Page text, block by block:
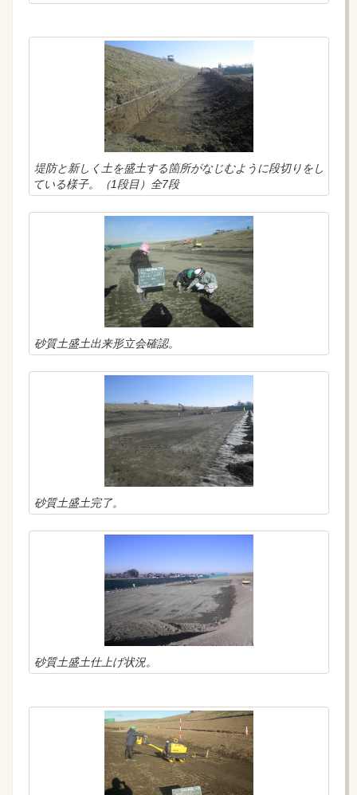
堤防と新しく土を盛土する箇所がなじむように段切りをし
ている様子。（1段目）全7段
砂質土盛土出来形立会確認。
砂質土盛土完了。
砂質土盛土仕上げ状況。